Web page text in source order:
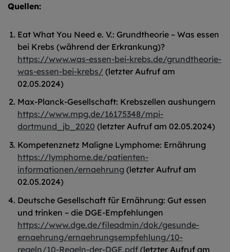
Quellen:
Eat What You Need e. V.: Grundtheorie – Was essen
bei Krebs (während der Erkrankung)?
https://www.was-essen-bei-krebs.de/grundtheorie-
was-essen-bei-krebs/ (letzter Aufruf am
02.05.2024)
Max-Planck-Gesellschaft: Krebszellen aushungern
https://www.mpg.de/16175348/mpi-
dortmund_jb_2020 (letzter Aufruf am 02.05.2024)
Kompetenznetz Maligne Lymphome: Ernährung
https://lymphome.de/patienten-
informationen/ernaehrung (letzter Aufruf am
02.05.2024)
Deutsche Gesellschaft für Ernährung: Gut essen
und trinken – die DGE-Empfehlungen
https://www.dge.de/fileadmin/dok/gesunde-
ernaehrung/ernaehrungsempfehlung/10-
regeln/10-Regeln-der-DGE.pdf (letzter Aufruf am